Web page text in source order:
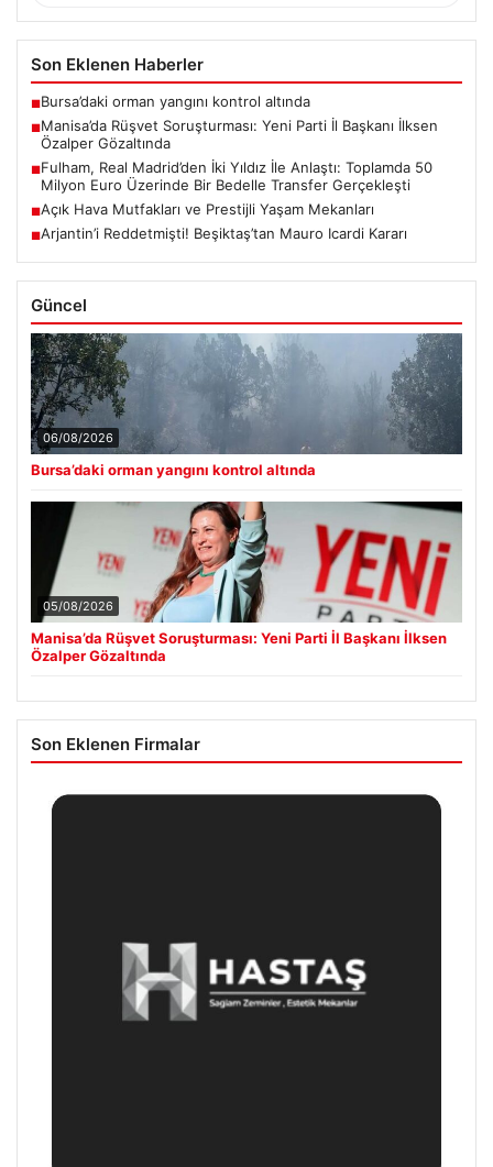
Son Eklenen Haberler
■Bursa’daki orman yangını kontrol altında
■Manisa’da Rüşvet Soruşturması: Yeni Parti İl Başkanı İlksen
Özalper Gözaltında
■Fulham, Real Madrid’den İki Yıldız İle Anlaştı: Toplamda 50
Milyon Euro Üzerinde Bir Bedelle Transfer Gerçekleşti
■Açık Hava Mutfakları ve Prestijli Yaşam Mekanları
■Arjantin’i Reddetmişti! Beşiktaş’tan Mauro Icardi Kararı
Güncel
06/08/2026
Bursa’daki orman yangını kontrol altında
05/08/2026
Manisa’da Rüşvet Soruşturması: Yeni Parti İl Başkanı İlksen
Özalper Gözaltında
Son Eklenen Firmalar